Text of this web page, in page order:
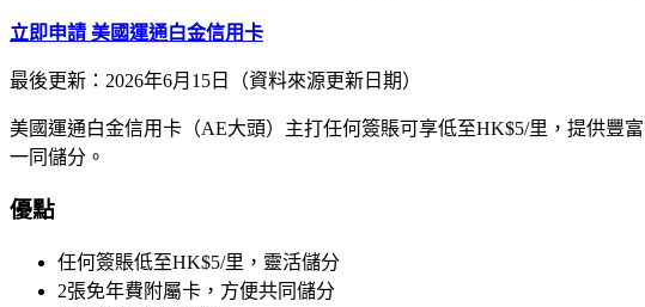
立即申請 美國運通白金信用卡
最後更新：2026年6月15日（資料來源更新日期）
美國運通白金信用卡（AE大頭）主打任何簽賬可享低至HK$5/里，提供豐
一同儲分。
優點
任何簽賬低至HK$5/里，靈活儲分
2張免年費附屬卡，方便共同儲分